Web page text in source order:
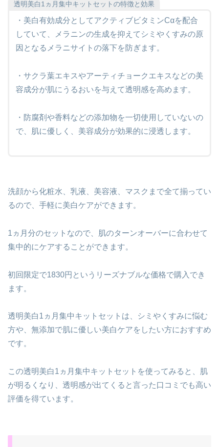
透明美白1ヵ月集中キットセットの特徴と効果
・美白有効成分としてアクティブビタミンCαを配合
していて、メラニンの生成を抑えてシミやくすみの原
因となるメラニサイトの落下を防ぎます。
・サクラ葉エキスやアーティチョークエキスなどの美
容成分が肌にうるおいを与えて透明感を高めます。
・防腐剤や香料などの添加物を一切使用していないの
で、肌に優しく、美容成分が効果的に浸透します。
洗顔から化粧水、乳液、美容液、マスクまで全て揃ってい
るので、手軽に美白ケアができます。
1ヵ月分のセットなので、肌のターンオーバーに合わせて
集中的にケアすることができます。
初回限定で1830円というリーズナブルな価格で購入でき
ます。
透明美白1ヵ月集中キットセットは、シミやくすみに悩む
方や、無添加で肌に優しい美白ケアをしたい方におすすめ
です。
この透明美白1ヵ月集中キットセットを使ってみると、肌
が明るくなり、透明感が出てくると言った口コミでも高い
評価を得ています。